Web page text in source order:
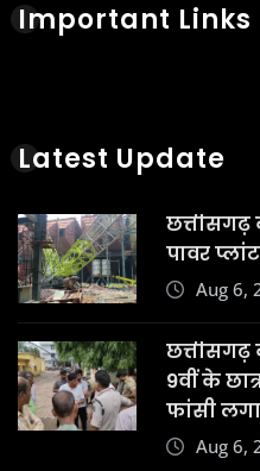
Important Links
Latest Update
छत्तीसगढ़
पावर
Aug 6,
9वीं के
फांसी
Aug 6,